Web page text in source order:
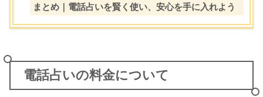
まとめ｜電話占いを賢く使い、安心を手に入れよう
電話占いの料金について